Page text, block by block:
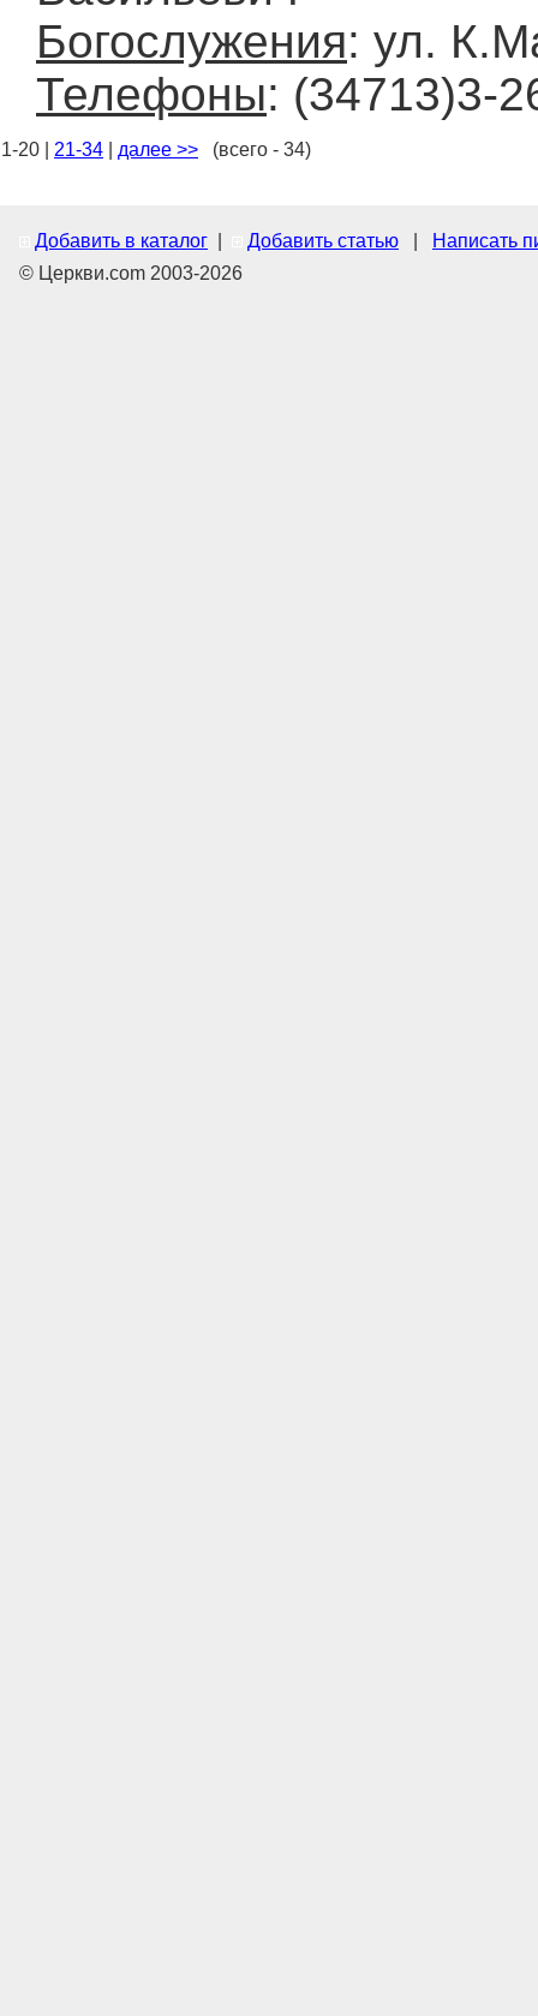
Богослужения: ул.
Телефоны: (34713)3-
1-20 | 21-34 далее >> (всего - 34)
Добавить в каталог Добавить статью
Написать
© Церкви.com 2003-2026